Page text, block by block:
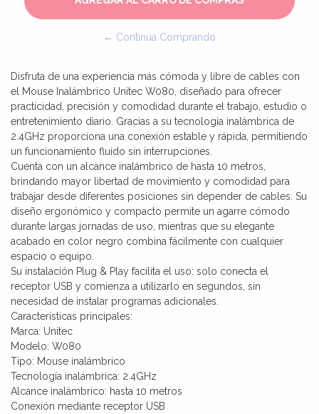
← Continúa Comprando
Disfruta de una experiencia más cómoda y libre de cables con
el Mouse Inalámbrico Unitec W080, diseñado para ofrecer
practicidad, precisión y comodidad durante el trabajo, estudio o
entretenimiento diario. Gracias a su tecnología inalámbrica de
2.4GHz proporciona una conexión estable y rápida, permitiendo
un funcionamiento fluido sin interrupciones.
Cuenta con un alcance inalámbrico de hasta 10 metros,
brindando mayor libertad de movimiento y comodidad para
trabajar desde diferentes posiciones sin depender de cables. Su
diseño ergonómico y compacto permite un agarre cómodo
durante largas jornadas de uso, mientras que su elegante
acabado en color negro combina fácilmente con cualquier
espacio o equipo.
Su instalación Plug & Play facilita el uso: solo conecta el
receptor USB y comienza a utilizarlo en segundos, sin
necesidad de instalar programas adicionales.
Características principales:
Marca: Unitec
Modelo: W080
Tipo: Mouse inalámbrico
Tecnología inalámbrica: 2.4GHz
Alcance inalámbrico: hasta 10 metros
Conexión mediante receptor USB